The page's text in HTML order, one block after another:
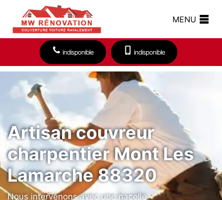
MENU
indisponible indisponible
Artisan couvreur
charpentier Mont Les
Lamarche 88320
Nous intervenons avec une nacelle